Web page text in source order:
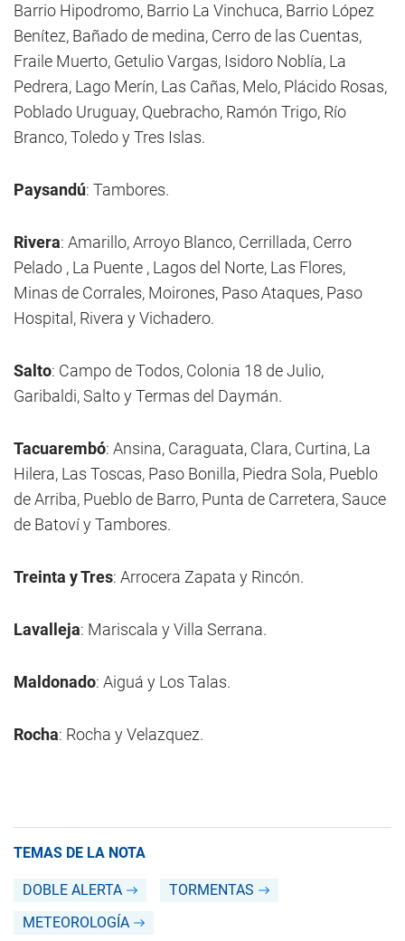
Barrio Hipodromo, Barrio La Vinchuca, Barrio López
Benítez, Bañado de medina, Cerro de las Cuentas,
Fraile Muerto, Getulio Vargas, Isidoro Noblía, La
Pedrera, Lago Merín, Las Cañas, Melo, Plácido Rosas,
Poblado Uruguay, Quebracho, Ramón Trigo, Río
Branco, Toledo y Tres Islas.
Paysandú: Tambores.
Rivera: Amarillo, Arroyo Blanco, Cerrillada, Cerro
Pelado , La Puente , Lagos del Norte, Las Flores,
Minas de Corrales, Moirones, Paso Ataques, Paso
Hospital, Rivera y Vichadero.
Salto: Campo de Todos, Colonia 18 de Julio,
Garibaldi, Salto y Termas del Daymán.
Tacuarembó: Ansina, Caraguata, Clara, Curtina, La
Hilera, Las Toscas, Paso Bonilla, Piedra Sola, Pueblo
de Arriba, Pueblo de Barro, Punta de Carretera, Sauce
de Batoví y Tambores.
Treinta y Tres: Arrocera Zapata y Rincón.
Lavalleja: Mariscala y Villa Serrana.
Maldonado: Aiguá y Los Talas.
Rocha: Rocha y Velazquez.
TEMAS DE LA NOTA
DOBLE ALERTA
TORMENTAS
METEOROLOGÍA